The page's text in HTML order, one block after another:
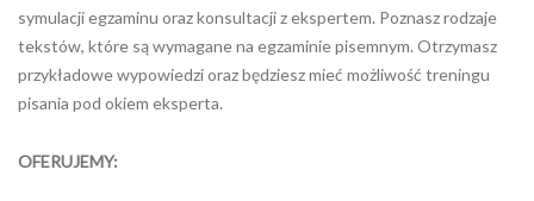
symulacji egzaminu oraz konsultacji z ekspertem. Poznasz rodzaje
tekstów, które są wymagane na egzaminie pisemnym. Otrzymasz
przykładowe wypowiedzi oraz będziesz mieć możliwość treningu
pisania pod okiem eksperta.
OFERUJEMY: